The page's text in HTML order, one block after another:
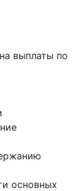
выплаты по
основных